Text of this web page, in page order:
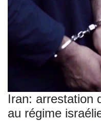
Iran: arrestation
au régime